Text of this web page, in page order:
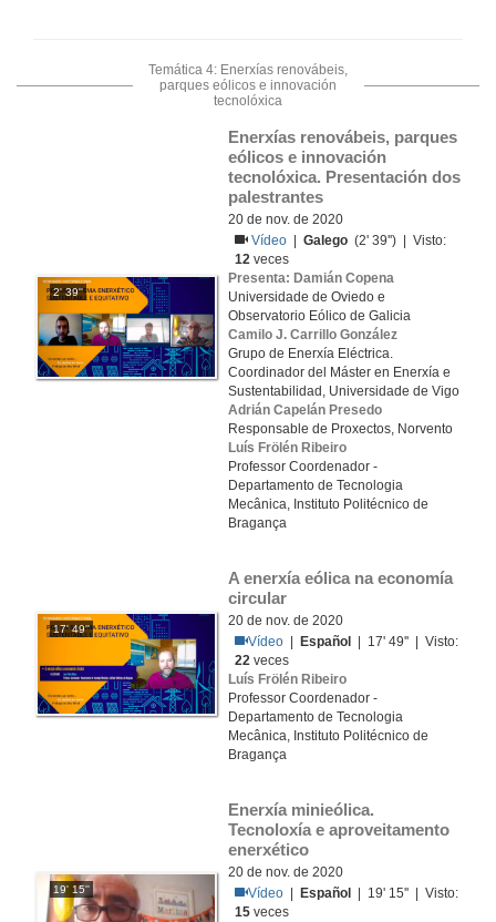
Temática 4: Enerxías renovábeis,
parques eólicos e innovación
tecnolóxica
2' 39''
Enerxías renovábeis, parques
eólicos e innovación
tecnolóxica. Presentación dos
palestrantes
20 de nov. de 2020
Vídeo
|Galego (2' 39'') | Visto:
12 veces
Presenta: Damián Copena
Universidade de Oviedo e
Observatorio Eólico de Galicia
Camilo J. Carrillo González
Grupo de Enerxía Eléctrica.
Coordinador del Máster en Enerxía e
Sustentabilidad, Universidade de Vigo
Adrián Capelán Presedo
Responsable de Proxectos, Norvento
Luís Frölén Ribeiro
Professor Coordenador -
Departamento de Tecnologia
Mecânica, Instituto Politécnico de
Bragança
17' 49''
A enerxía eólica na economía
circular
20 de nov. de 2020
Vídeo
Español
| 17' 49'' | Visto:
22 veces
Luís Frölén Ribeiro
Professor Coordenador -
Departamento de Tecnologia
Mecânica, Instituto Politécnico de
Bragança
19' 15''
Enerxía minieólica.
Tecnoloxía e aproveitamento
enerxético
20 de nov. de 2020
Vídeo
Español
| 19' 15'' | Visto:
15 veces